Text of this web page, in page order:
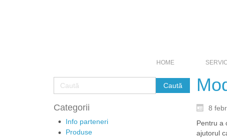
HOME
Categorii
Info parteneri
Produse
8
Pentru a
ajutorul